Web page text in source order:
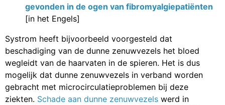
gevonden in de ogen van fibromyalgiepatiënten
[in het Engels]
Systrom heeft bijvoorbeeld voorgesteld dat
beschadiging van de dunne zenuwvezels het bloed
wegleidt van de haarvaten in de spieren. Het is dus
mogelijk dat dunne zenuwvezels in verband worden
gebracht met microcirculatieproblemen bij deze
ziekten. Schade aan dunne zenuwvezels werd in